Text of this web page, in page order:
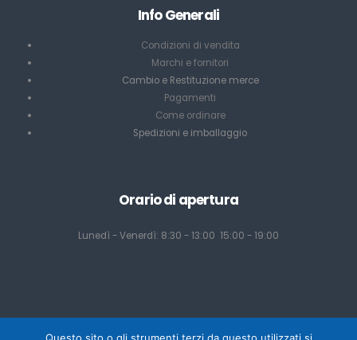
Info Generali
Condizioni di vendita
Marchi e fornitori
Cambio e Restituzione merce
Pagamenti
Come ordinare
Spedizioni e imballaggio
Orario di apertura
Lunedì - Venerdì: 8:30 - 13:00 15:00 - 19:00